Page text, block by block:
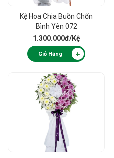
Kệ Hoa Chia Buồn Chốn
Bình Yên 072
1.300.000đ/Kệ
Giỏ Hàng